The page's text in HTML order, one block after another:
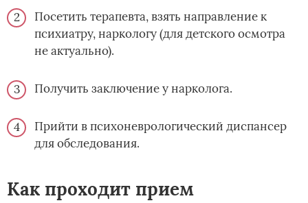
Посетить терапевта, взять направление к
психиатру, наркологу (для детского осмотра
не актуально).
Получить заключение у нарколога.
Прийти в психоневрологический диспансер
для обследования.
Как проходит прием